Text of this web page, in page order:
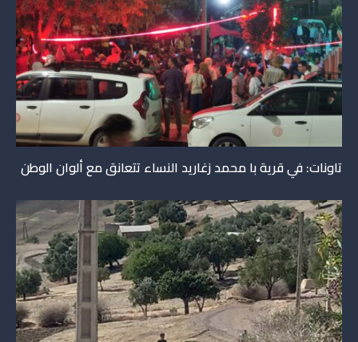
تاونات: في قرية با محمد زغاريد النساء تتعانق مع ألوان الوطن